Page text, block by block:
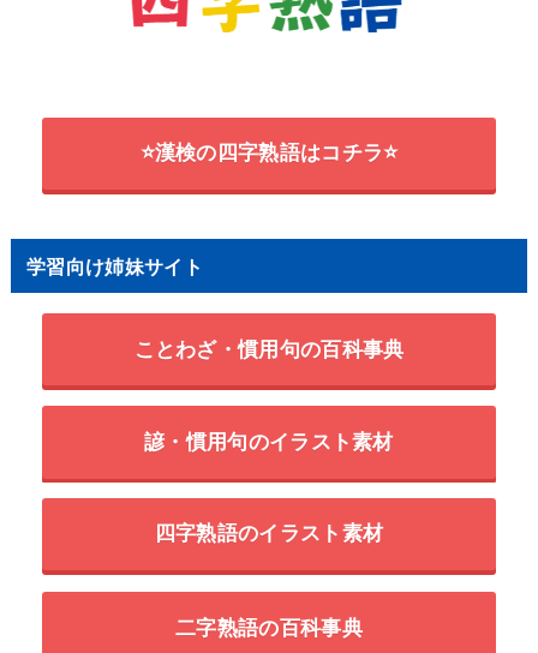
⭐漢検の四字熟語はコチラ⭐
学習向け姉妹サイト
ことわざ・慣用句の百科事典
諺・慣用句のイラスト素材
四字熟語のイラスト素材
二字熟語の百科事典